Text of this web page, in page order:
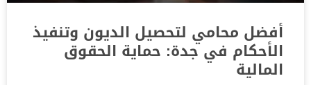
أفضل محامي لتحصيل الديون وتنفيذ
الأحكام في جدة: حماية الحقوق
المالية